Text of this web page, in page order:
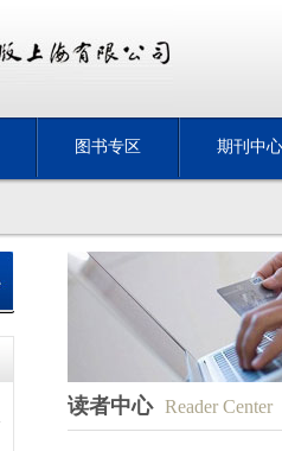
图书专区 期刊中心
读者中心 Reader Center